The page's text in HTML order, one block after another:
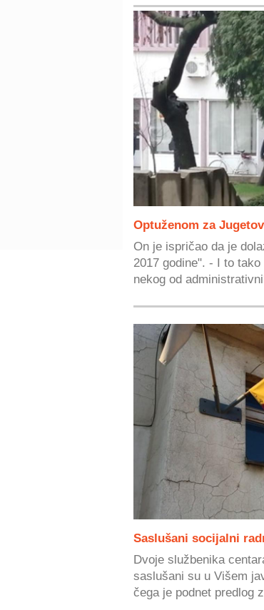
Optuženom za
On je ispričao da je
2017 godine". - I to
nekog od
Saslušani socijalni
Dvoje službenika
saslušani su u Višem
čega je podnet predlog